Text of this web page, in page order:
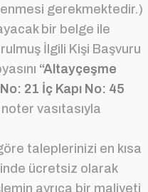
gerekmektedir.)
bir belge ile
İlgili Kişi Başvuru
“Altayçeşme
21 İç Kapı No: 45
vasıtasıyla
taleplerinizi en kısa
ücretsiz olarak
ayrıca bir maliyeti